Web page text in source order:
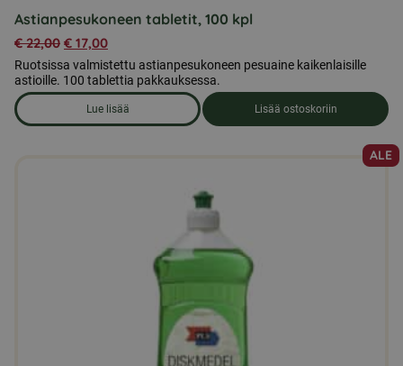
Astianpesukoneen tabletit, 100 kpl
€22,00 € 17,00
Ruotsissa valmistettu astianpesukoneen pesuaine kaikenlaisille
astioille. 100 tablettia pakkauksessa.
Lue lisää
om produkten Astianpesukoneen tabletit, 100 kpl
Lisää ostoskoriin
ALE